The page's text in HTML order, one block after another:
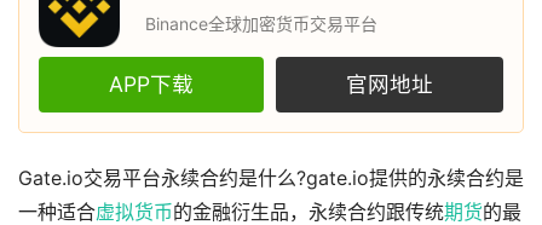
Binance全球加密货币交易平台
APP下载 官网地址
Gate.io交易平台永续合约是什么?gate.io提供的永续合约是
⼀种适合虚拟货币的⾦融衍⽣品，永续合约跟传统期货的最